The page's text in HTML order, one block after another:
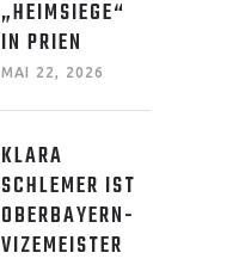
„HEIMSIEGE“
IN PRIEN
MAI 22, 2026
KLARA
SCHLEMER IST
OBERBAYERN-
VIZEMEISTER